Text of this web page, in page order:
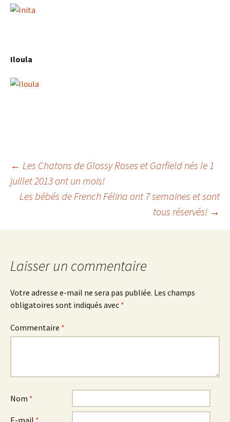
Iloula
Navigation
des
articles
← Les Chatons de Glossy Roses et Garfield nés le 1
juillet 2013 ont un mois!
Les bébés de French Félina ont 7 semaines et sont
tous réservés! →
Laisser un commentaire
Votre adresse e-mail ne sera pas publiée. Les champs
obligatoires sont indiqués avec *
Commentaire *
Nom *